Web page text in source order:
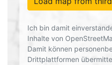
Ich bin damit
Inhalte von
Damit können
Drittplattformen